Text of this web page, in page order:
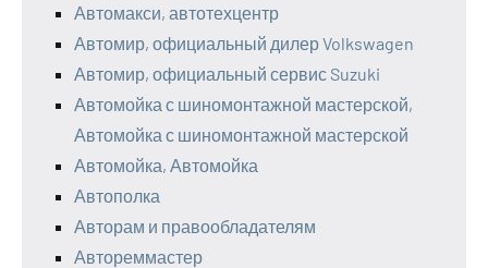
Автомакси, автотехцентр
Автомир, официальный дилер Volkswagen
Автомир, официальный сервис Suzuki
Автомойка с шиномонтажной мастерской,
Автомойка с шиномонтажной мастерской
Автомойка, Автомойка
Автополка
Авторам и правообладателям
Автореммастер